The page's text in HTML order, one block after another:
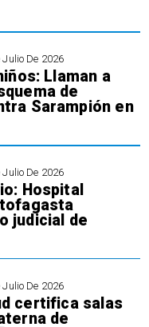
Julio De 2026
Llaman a
de
Sarampión en
Julio De 2026
Hospital
judicial de
Julio De 2026
certifica salas
de